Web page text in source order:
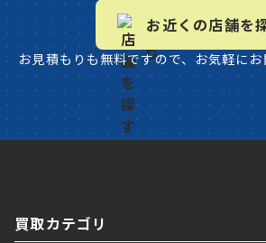
お近くの店舗を
お見積もりも無料ですので、お気軽に
買取カテゴリ